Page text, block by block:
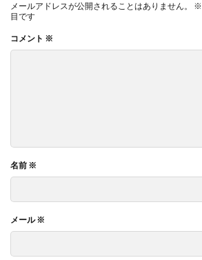
メールアドレスが公開されることはありません。 ※
目です
コメント ※
名前 ※
メール※